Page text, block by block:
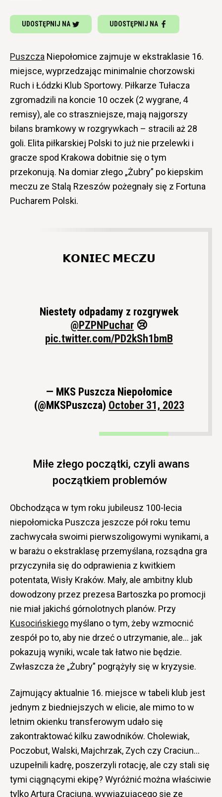
UDOSTĘPNIJ NA UDOSTĘPNIJ NA
Puszcza Niepołomice zajmuje w ekstraklasie 16.
miejsce, wyprzedzając minimalnie chorzowski
Ruch i Łódzki Klub Sportowy. Piłkarze Tułacza
zgromadzili na koncie 10 oczek (2 wygrane, 4
remisy), ale co straszniejsze, mają najgorszy
bilans bramkowy w rozgrywkach – stracili aż 28
goli. Elita piłkarskiej Polski to już nie przelewki i
gracze spod Krakowa dobitnie się o tym
przekonują. Na domiar złego „Żubry” po kiepskim
meczu ze Stalą Rzeszów pożegnały się z Fortuna
Pucharem Polski.
𝗞𝗢𝗡𝗜𝗘𝗖 𝗠𝗘𝗖𝗭𝗨
Niestety odpadamy z rozgrywek
@PZPNPuchar 😢
pic.twitter.com/PD2kSh1bmB
— MKS Puszcza Niepołomice
(@MKSPuszcza) October 31, 2023
Miłe złego początki, czyli awans
początkiem problemów
Obchodząca w tym roku jubileusz 100-lecia
niepołomicka Puszcza jeszcze pół roku temu
zachwycała swoimi pierwszoligowymi wynikami, a
w barażu o ekstraklasę przemyślana, rozsądna gra
przyczyniła się do odprawienia z kwitkiem
potentata, Wisły Kraków. Mały, ale ambitny klub
dowodzony przez prezesa Bartoszka po promocji
nie miał jakichś górnolotnych planów. Przy
Kusocińskiego myślano o tym, żeby wzmocnić
zespół po to, aby nie drzeć o utrzymanie, ale… jak
pokazują wyniki, wcale tak łatwo nie będzie.
Zwłaszcza że „Żubry” pogrążyły się w kryzysie.
Zajmujący aktualnie 16. miejsce w tabeli klub jest
jednym z biedniejszych w elicie, ale mimo to w
letnim okienku transferowym udało się
zakontraktować kilku zawodników. Cholewiak,
Poczobut, Walski, Majchrzak, Zych czy Craciun…
uzupełnili kadrę, poszerzyli rotację, ale czy stali się
tymi ciągnącymi ekipę? Wyróżnić można właściwie
tylko Artura Craciuna, wywiązującego się ze